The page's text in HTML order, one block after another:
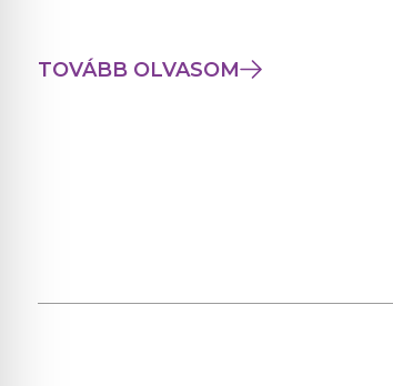
TOVÁBB OLVASOM